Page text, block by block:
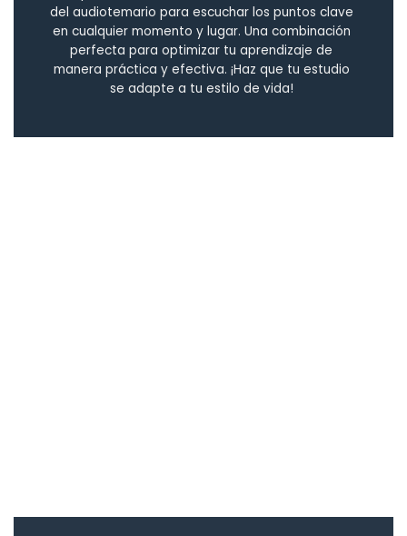
del audiotemario para escuchar los puntos clave
en cualquier momento y lugar. Una combinación
perfecta para optimizar tu aprendizaje de
manera práctica y efectiva. ¡Haz que tu estudio
se adapte a tu estilo de vida!